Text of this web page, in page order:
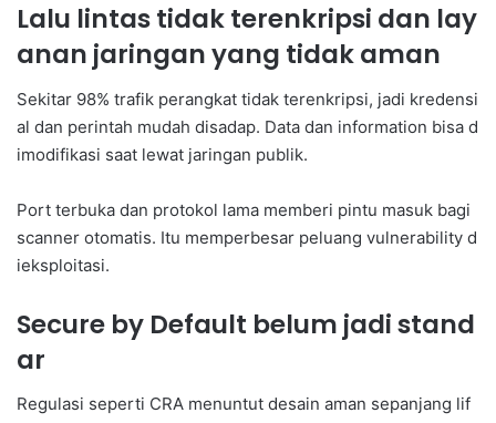
Lalu lintas tidak terenkripsi dan lay
anan jaringan yang tidak aman
Sekitar 98% trafik perangkat tidak terenkripsi, jadi kredensi
al dan perintah mudah disadap. Data dan information bisa d
imodifikasi saat lewat jaringan publik.
Port terbuka dan protokol lama memberi pintu masuk bagi
scanner otomatis. Itu memperbesar peluang vulnerability d
ieksploitasi.
Secure by Default belum jadi stand
ar
Regulasi seperti CRA menuntut desain aman sepanjang lif